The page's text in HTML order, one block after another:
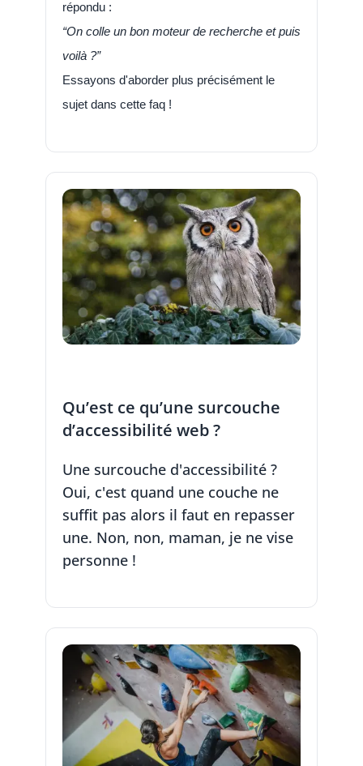
répondu :
“On colle un bon moteur de recherche et puis
voilà ?”
Essayons d'aborder plus précisément le
sujet dans cette faq !
Qu’est ce qu’une surcouche
d’accessibilité web ?
Une surcouche d'accessibilité ?
Oui, c'est quand une couche ne
suffit pas alors il faut en repasser
une. Non, non, maman, je ne vise
personne !